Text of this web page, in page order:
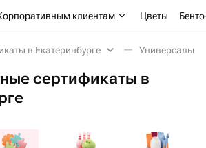
клиентам Цветы
в Екатеринбурге
сертификаты в